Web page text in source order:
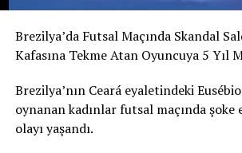
Brezilya’da Futsal Maçında Skandal
Kafasına Tekme Atan Oyuncuya 5 Yıl
Brezilya’nın Ceará eyaletindeki
oynanan kadınlar futsal maçında şoke
olayı yaşandı.